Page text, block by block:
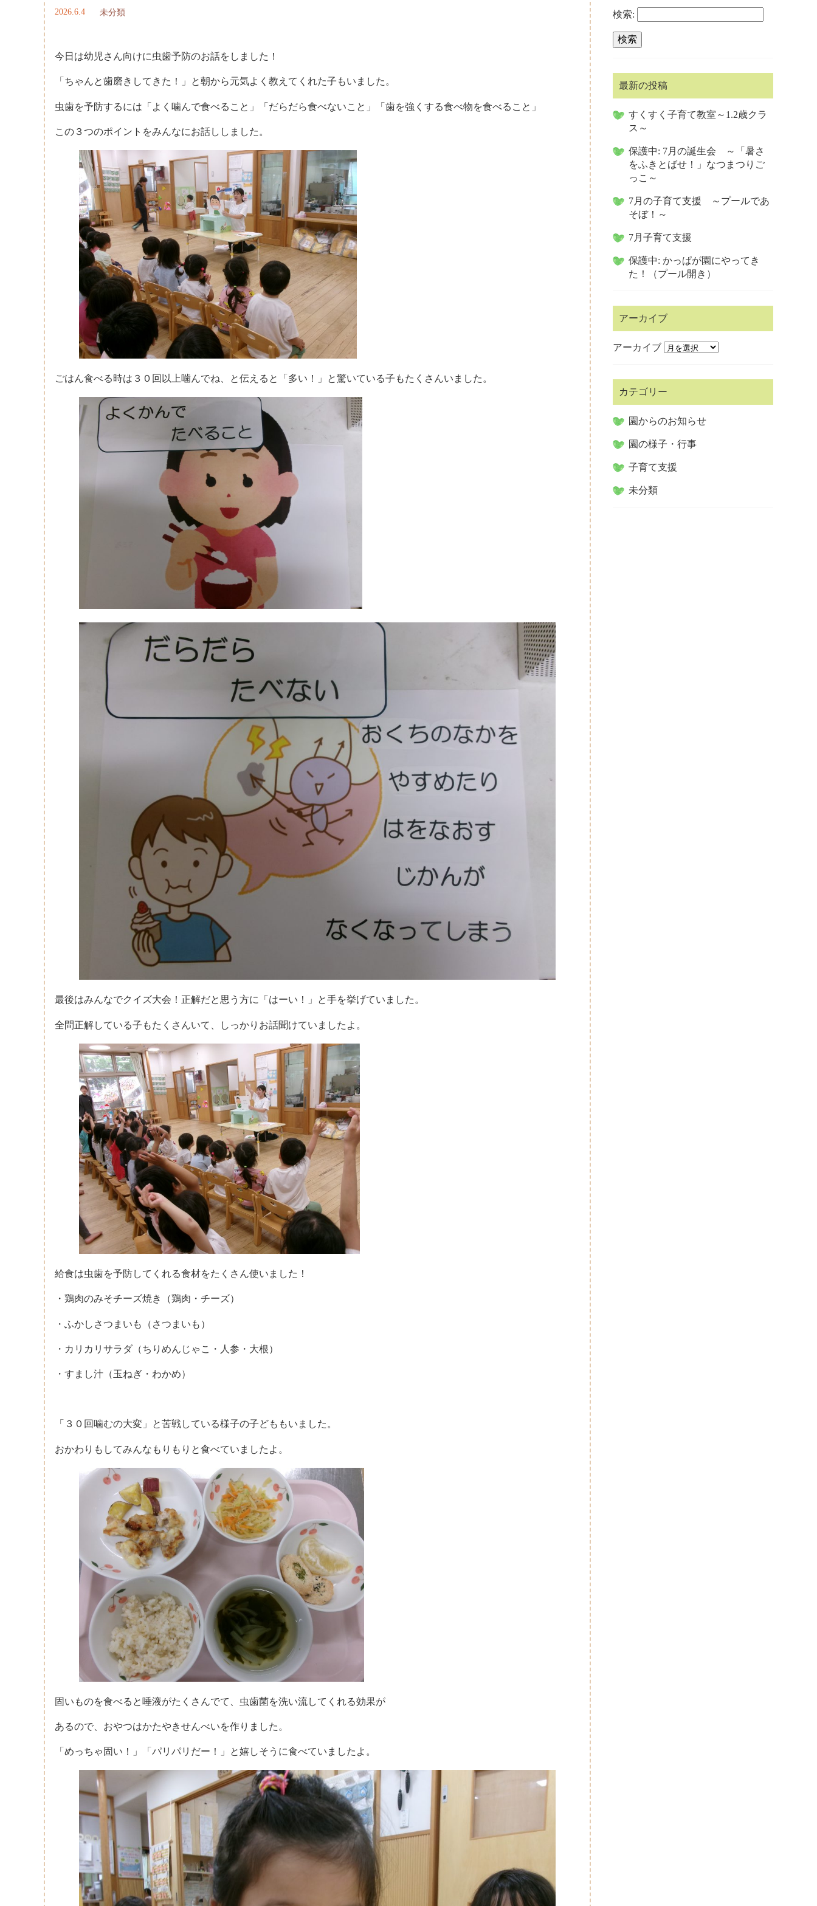
2026.6.4 未分類
今日は幼児さん向けに虫歯予防のお話をしました！
「ちゃんと歯磨きしてきた！」と朝から元気よく教えてくれた子もいました。
虫歯を予防するには「よく噛んで食べること」「だらだら食べないこと」「歯を強くする食べ物を食べること」
この３つのポイントをみんなにお話ししました。
ごはん食べる時は３０回以上噛んでね、と伝えると「多い！」と驚いている子もたくさんいました。
最後はみんなでクイズ大会！正解だと思う方に「はーい！」と手を挙げていました。
全問正解している子もたくさんいて、しっかりお話聞けていましたよ。
給食は虫歯を予防してくれる食材をたくさん使いました！
・鶏肉のみそチーズ焼き（鶏肉・チーズ）
・ふかしさつまいも（さつまいも）
・カリカリサラダ（ちりめんじゃこ・人参・大根）
・すまし汁（玉ねぎ・わかめ）
「３０回噛むの大変」と苦戦している様子の子どももいました。
おかわりもしてみんなもりもりと食べていましたよ。
固いものを食べると唾液がたくさんでて、虫歯菌を洗い流してくれる効果が
あるので、おやつはかたやきせんべいを作りました。
「めっちゃ固い！」「パリパリだー！」と嬉しそうに食べていましたよ。
検索:
最新の投稿
すくすく子育て教室～1.2歳クラ
ス～
保護中: 7月の誕生会 ～「暑さ
をふきとばせ！」なつまつりご
っこ～
7月の子育て支援 ～プールであ
そぼ！～
7月子育て支援
保護中: かっぱが園にやってき
た！（プール開き）
アーカイブ
アーカイブ
カテゴリー
園からのお知らせ
園の様子・行事
子育て支援
未分類